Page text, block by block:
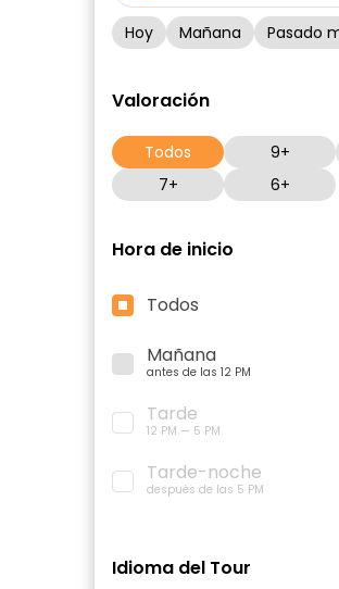
Hoy Mañana Pasado
Valoración
Todos 9+
7+
6+
Hora de inicio
Todos
Mañana
antes de las 12 PM
Tarde
12 PM — 5 PM
Tarde-noche
después de las 5 PM
Idioma del Tour